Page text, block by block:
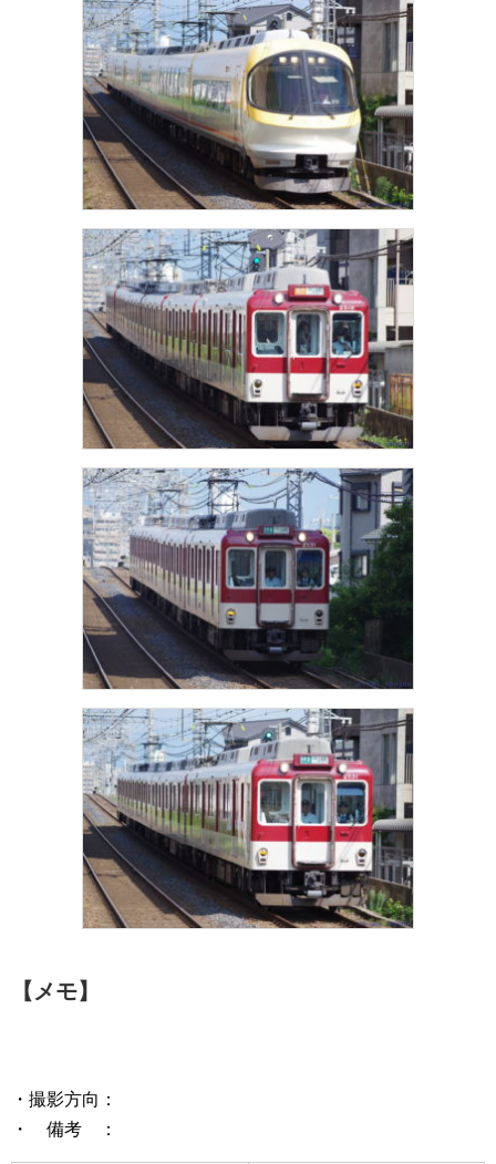
【メモ】
・撮影方向：
・ 備考 ：